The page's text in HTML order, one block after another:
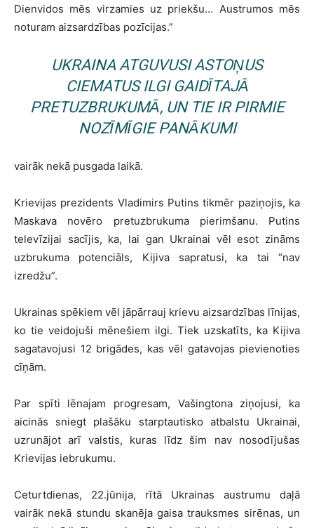
Dienvidos mēs virzamies uz priekšu… Austrumos mēs
noturam aizsardzības pozīcijas.”
UKRAINA ATGUVUSI ASTOŅUS
CIEMATUS ILGI GAIDĪTAJĀ
PRETUZBRUKUMĀ, UN TIE IR PIRMIE
NOZĪMĪGIE PANĀKUMI
vairāk nekā pusgada laikā.
Krievijas prezidents Vladimirs Putins tikmēr paziņojis, ka
Maskava novēro pretuzbrukuma pierimšanu. Putins
televīzijai sacījis, ka, lai gan Ukrainai vēl esot zināms
uzbrukuma potenciāls, Kijiva sapratusi, ka tai “nav
izredžu”.
Ukrainas spēkiem vēl jāpārrauj krievu aizsardzības līnijas,
ko tie veidojuši mēnešiem ilgi. Tiek uzskatīts, ka Kijiva
sagatavojusi 12 brigādes, kas vēl gatavojas pievienoties
cīņām.
Par spīti lēnajam progresam, Vašingtona ziņojusi, ka
aicinās sniegt plašāku starptautisko atbalstu Ukrainai,
uzrunājot arī valstis, kuras līdz šim nav nosodījušas
Krievijas iebrukumu.
Ceturtdienas, 22.jūnija, rītā Ukrainas austrumu daļā
vairāk nekā stundu skanēja gaisa trauksmes sirēnas, un